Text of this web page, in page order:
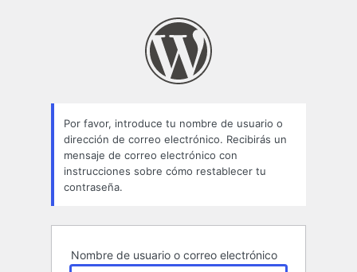
Por favor, introduce tu nombre de usuario o
dirección de correo electrónico. Recibirás un
mensaje de correo electrónico con
instrucciones sobre cómo restablecer tu
contraseña.
Nombre de usuario o correo electrónico